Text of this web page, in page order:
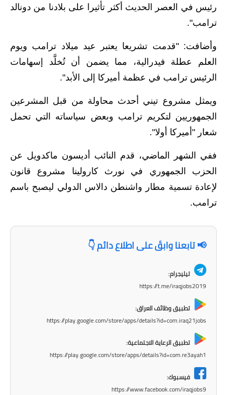
مرشحات
المرحلة المتوسطة
المرحلة الاعدادية
كتب مدرسية
المرحلة المتوسطة
المرحلة الاعدادية
المرحلة المتوسطة
المرحلة الاعدادية
رئيس في العصر الحديث أكثر تأثيرا على بلادنا من دونالد
ترامب".
وأضافت: "قدمت تشريعا يعتبر عيد ميلاد ترامب ويوم
العلم عطلة فيدرالية، مما يضمن أن تُخلَّد إسهامات
الرئيس ترامب في عظمة أميركا إلى الأبد".
ويمثل مشروع تيني أحدث محاولة من قبل المشرعين
الجمهوريين لتكريم ترامب وبعض سياساته التي تحمل
شعار "أميركا أولا".
ففي الشهر الماضي، قدم النائب أديسون ماكدويل عن
الحزب الجمهوري في نورث كارولينا مشروع قانون
لإعادة تسمية مطار واشنطن دالاس الدولي ليصبح باسم
ترامب.
📢 تابعنا وابقَ على اطلاع دائم 👇
تيليجرام:
https://t.me/iraqjobs2019
تطبيق وظائف العراق:
https://play.google.com/store/apps/details?id=com.iraq21jobs
تطبيق الرعاية الاجتماعية:
https://play.google.com/store/apps/details?id=com.re3ayah1
فيسبوك:
https://www.facebook.com/iraqjobs9